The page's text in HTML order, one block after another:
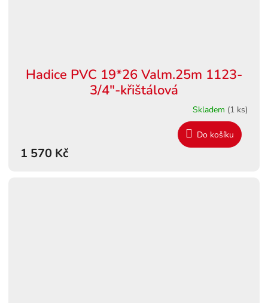
Hadice PVC 19*26 Valm.25m 1123-
3/4"-křištálová
Skladem (1 ks)
1 570 Kč
Do košíku